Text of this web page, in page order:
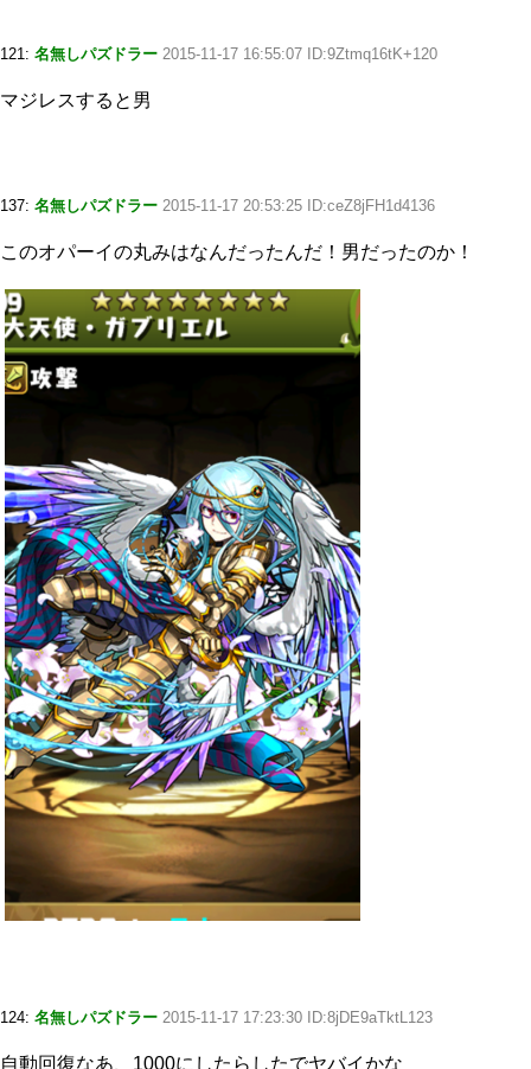
121: 名無しパズドラー 2015-11-17 16:55:07 ID:9Ztmq16tK+120
マジレスすると男
137: 名無しパズドラー 2015-11-17 20:53:25 ID:ceZ8jFH1d4136
このオパーイの丸みはなんだったんだ！男だったのか！
124: 名無しパズドラー 2015-11-17 17:23:30 ID:8jDE9aTktL123
自動回復なあ、1000にしたらしたでヤバイかな